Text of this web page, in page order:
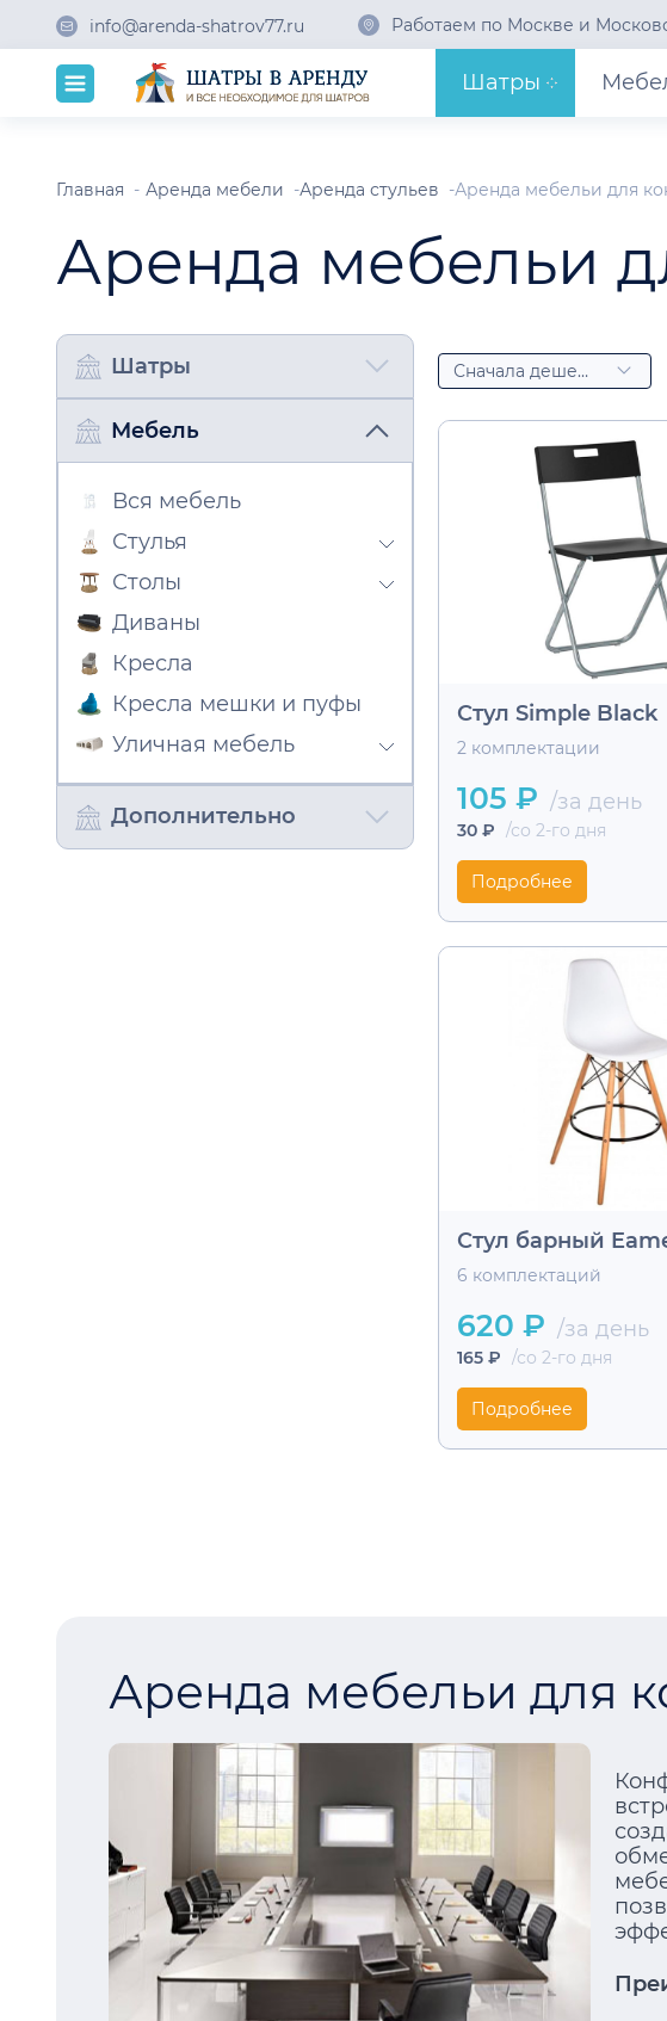
info@arenda-shatrov77.ru Работаем по Москве и
Шатры
Главная Аренда мебели Аренда стульев Аренда мебельи для
Аренда мебельи
Шатры
Мебель
Вся мебель
Стулья
Столы
Диваны
Кресла
Кресла мешки и пуфы
Уличная мебель
Дополнительно
Сначала дешевые
Стул Simple Black
2 комплектации
105 ₽ /за день
30 ₽ /со 2-го дня
Подробнее
Стул барный
6 комплектаций
620 ₽ /за день
165 ₽ /со 2-го дня
Подробнее
Аренда мебельи для